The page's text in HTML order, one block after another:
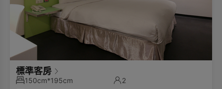
標準客房
150cm*195cm
2